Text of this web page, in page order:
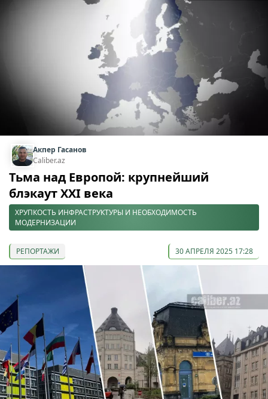
Акпер Гасанов
Caliber.az
Тьма над Европой: крупнейший
блэкаут XXI века
ХРУПКОСТЬ ИНФРАСТРУКТУРЫ И НЕОБХОДИМОСТЬ
МОДЕРНИЗАЦИИ
РЕПОРТАЖИ 30 АПРЕЛЯ 2025 17:28